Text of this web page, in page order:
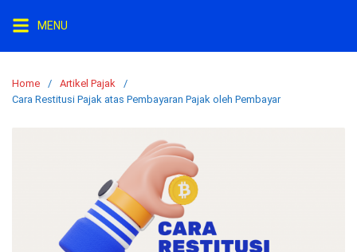
content
MENU
Home
Artikel Pajak
Cara Restitusi Pajak atas Pembayaran Pajak oleh Pembayar